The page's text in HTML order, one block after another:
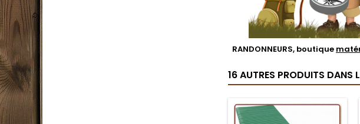
RANDONNEURS, boutique
16 AUTRES PRODUITS DANS